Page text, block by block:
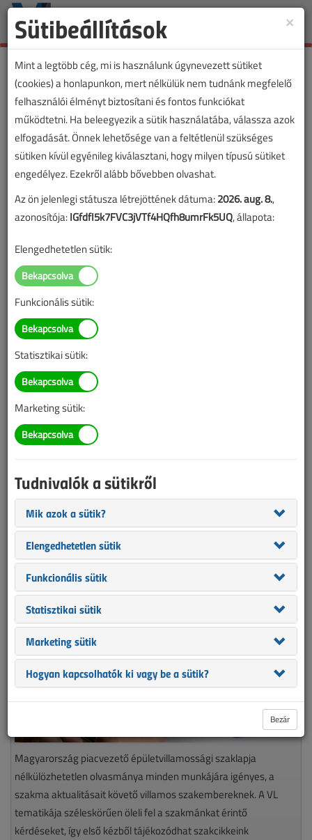
Toggle
VL lapszámvásárlás
Villanyszerelők Lapja 2016. decemberi
lapszám
A lapszám megvásárlásával korlátlan hozzáférést kap a
lapszám cikkeihez és pdf formátumban letöltheti a
lapszámot. A sikeres online elektronikus fizetést követően
azonnal aktiválódik a hozzáférés a lapszámhoz. A
hozzáférése nem évül el.
A rendeléshez kérjük, lépjen be!
Illetve, ha még nem tette meg, kérjük, regisztráljon!
Tudnivalók az online lapszámvásárlásról
Van más mód ahhoz, hogy hozzáférjek egy lapszámhoz?
A megvásárolt lapszámot megkapom nyomtatott
formában is?
Meddig érvényes a hozzáférés a megvásárolt
lapszámhoz?
VL előfizetés
Magyarország piacvezető épületvillamossági szaklapja
nélkülözhetetlen olvasmánya minden munkájára igényes, a
szakma aktualitásait követő villamos szakembereknek. A VL
tematikája széleskörűen öleli fel a szakmánkat érintő
kérdéseket, így első kézből tájékozódhat szakcikkeink
×
Sütibeállítások
Mint a legtöbb cég, mi is használunk úgynevezett sütiket
(cookies) a honlapunkon, mert nélkülük nem tudnánk megfelelő
felhasználói élményt biztosítani és fontos funkciókat
működtetni. Ha beleegyezik a sütik használatába, válassza azok
elfogadását. Önnek lehetősége van a feltétlenül szükséges
sütiken kívül egyénileg kiválasztani, hogy milyen típusú sütiket
engedélyez. Ezekről alább bővebben olvashat.
Az ön jelenlegi státusza létrejöttének dátuma:2026. aug. 8.,
azonosítója:IGfdfI5k7FVC3jVTf4HQfh8umrFk5UQ, állapota:
Elengedhetetlen sütik:
Funkcionális sütik:
Statisztikai sütik:
Marketing sütik:
Tudnivalók a sütikről
Mik azok a sütik?
Elengedhetetlen sütik
Funkcionális sütik
Statisztikai sütik
Marketing sütik
Hogyan kapcsolhatók ki vagy be a sütik?
Bezár